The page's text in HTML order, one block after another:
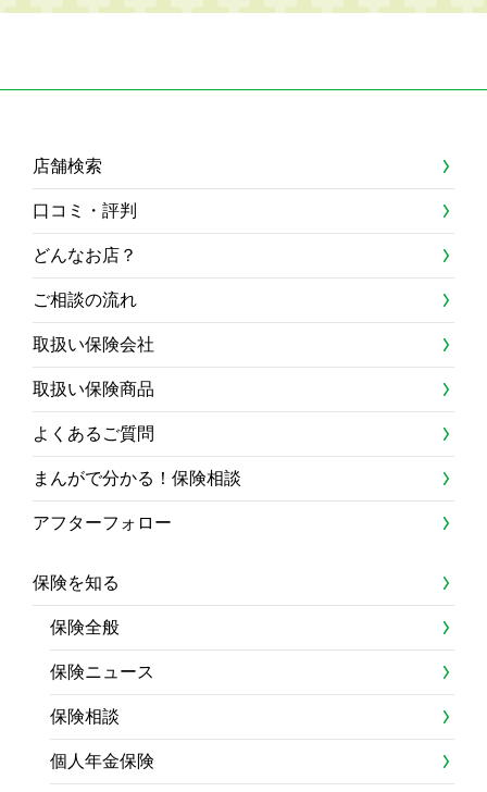
店舗検索
口コミ・評判
どんなお店？
ご相談の流れ
取扱い保険会社
取扱い保険商品
よくあるご質問
まんがで分かる！保険相談
アフターフォロー
保険を知る
保険全般
保険ニュース
保険相談
個人年金保険